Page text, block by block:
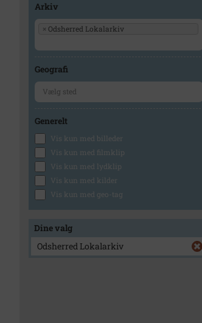
Arkiv
× Odsherred Lokalarkiv
Geografi
Generelt
Vis kun med billeder
Vis kun med filmklip
Vis kun med lydklip
Vis kun med kilder
Vis kun med geo-tag
Dine valg
Odsherred Lokalarkiv